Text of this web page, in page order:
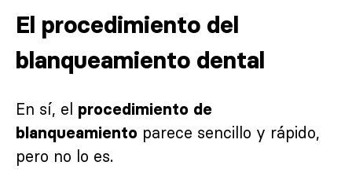
El procedimiento del
blanqueamiento dental
En sí, el procedimiento de
blanqueamiento parece sencillo y rápido,
pero no lo es.